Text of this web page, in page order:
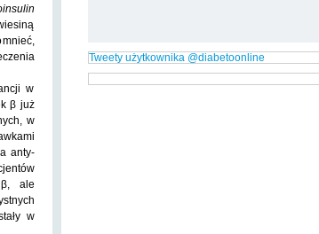
w
β już
w
anty-
β, ale
w
Tweety użytkownika @diabetoonline